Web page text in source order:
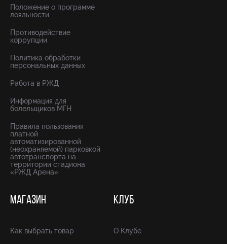
Положение о программе
лояльности
Противодействие
коррупции
Политика обработки
персональных данных
Работа в РЖД
Информация для
болельщиков МГН
Правила пользования
платной
автоматизированной
(неохраняемой) парковкой
автотранспорта на
территории стадиона
«РЖД Арена»
МАГАЗИН
Как выбрать товар
КЛУБ
О Клубе